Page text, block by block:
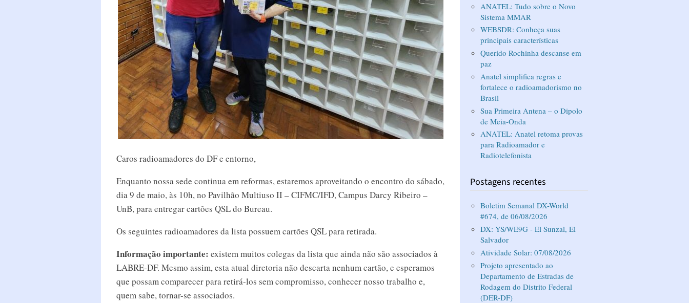
Caros radioamadores do DF e entorno,
Enquanto nossa sede continua em reformas, estaremos aproveitando o encontro do sábado,
dia 9 de maio, às 10h, no Pavilhão Multiuso II – CIFMC/IFD, Campus Darcy Ribeiro –
UnB, para entregar cartões QSL do Bureau.
Os seguintes radioamadores da lista possuem cartões QSL para retirada.
Informação importante: existem muitos colegas da lista que ainda não são associados à
LABRE-DF. Mesmo assim, esta atual diretoria não descarta nenhum cartão, e esperamos
que possam comparecer para retirá-los sem compromisso, conhecer nosso trabalho e,
quem sabe, tornar-se associados.
ANATEL: Tudo sobre o Novo
Sistema MMAR
WEBSDR: Conheça suas
principais características
Querido Rochinha descanse em
paz
Anatel simplifica regras e
fortalece o radioamadorismo no
Brasil
Sua Primeira Antena – o Dipolo
de Meia-Onda
ANATEL: Anatel retoma provas
para Radioamador e
Radiotelefonista
Postagens recentes
Boletim Semanal DX-World
#674, de 06/08/2026
DX: YS/WE9G - El Sunzal, El
Salvador
Atividade Solar: 07/08/2026
Projeto apresentado ao
Departamento de Estradas de
Rodagem do Distrito Federal
(DER-DF)